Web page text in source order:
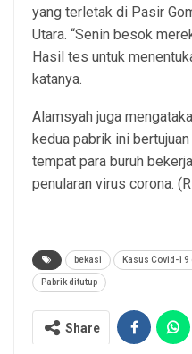
yang terletak di Pasir
Utara. “Senin besok
Hasil tes untuk
katanya.
Alamsyah juga
kedua pabrik ini
tempat para buruh
penularan virus corona.
bekasi Kasus Covid-19
Pabrik ditutup
Share